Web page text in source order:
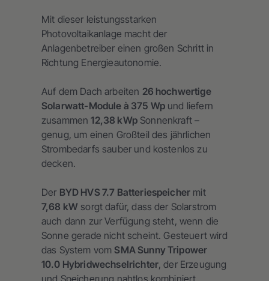
Mit dieser leistungsstarken
Photovoltaikanlage macht der
Anlagenbetreiber einen großen Schritt in
Richtung Energieautonomie.
Auf dem Dach arbeiten 26 hochwertige
Solarwatt-Module à 375 Wp und liefern
zusammen12,38 kWpSonnenkraft –
genug, um einen Großteil des jährlichen
Strombedarfs sauber und kostenlos zu
decken.
Der BYD HVS 7.7 Batteriespeicher mit
7,68 kW sorgt dafür, dass der Solarstrom
auch dann zur Verfügung steht, wenn die
Sonne gerade nicht scheint. Gesteuert wird
das System vomSMA Sunny Tripower
10.0 Hybridwechselrichter, der Erzeugung